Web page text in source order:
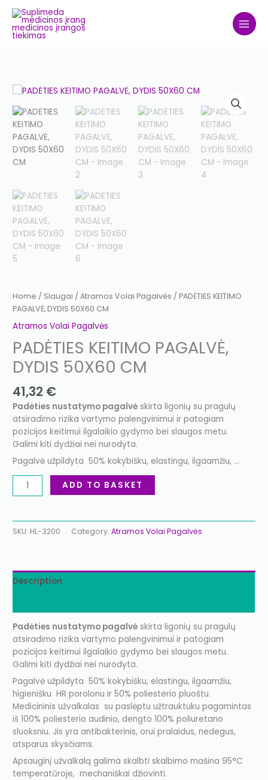
Skip
content
Home / Slaugai /Atramos Volai Pagalvės / PADĖTIES KEITIMO
PAGALVĖ, DYDIS 50X60 CM
Atramos Volai Pagalvės
PADĖTIES KEITIMO PAGALVĖ,
DYDIS 50X60 CM
41,32 €
Padėties nustatymo pagalvė skirta ligonių su pragulų
atsiradimo rizika vartymo palengvinimui ir patogiam
pozicijos keitimui ilgalaikio gydymo bei slaugos metu.
Galimi kiti dydžiai nei nurodyta.
Pagalvė užpildyta 50% kokybišku, elastingu, ilgaamžiu, …
PADĖTIES
KEITIMO
PAGALVĖ,
DYDIS
50X60
CM
quantity
ADD TO BASKET
SKU: HL-3200 Category:Atramos Volai Pagalvės
Description
Padėties nustatymo pagalvė skirta ligonių su pragulų
atsiradimo rizika vartymo palengvinimui ir patogiam
pozicijos keitimui ilgalaikio gydymo bei slaugos metu.
Galimi kiti dydžiai nei nurodyta.
Pagalvė užpildyta 50% kokybišku, elastingu, ilgaamžiu,
higienišku HR porolonu ir 50% poliesterio pluoštu.
Medicininis užvalkalas su paslėptu užtrauktuku pagamintas
iš 100% poliesterio audinio, dengto 100% poliuretano
sluoksniu. Jis yra antibakterinis, orui pralaidus, nedegus,
atsparus skysčiams.
Apsauginį užvalkalą galima skalbti skalbimo mašina 95°C
temperatūroje, mechaniškai džiovinti.